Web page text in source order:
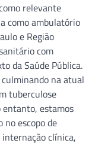
relevante
como ambulatório
e Região
com
da Saúde Pública.
na atual
tuberculose
entanto, estamos
escopo de
internação clínica,